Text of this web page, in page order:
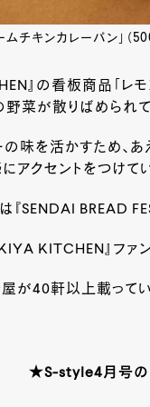
ムチキンカレーパン」（
』の看板商品「レ
野菜が散りばめられて
味を活かすため、あ
アクセントをつけてい
『SENDAI BREAD
KITCHEN』ファ
屋が40軒以上載って
★S-style4月号の